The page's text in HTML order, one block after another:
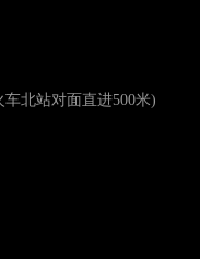
北站对面直进500米)